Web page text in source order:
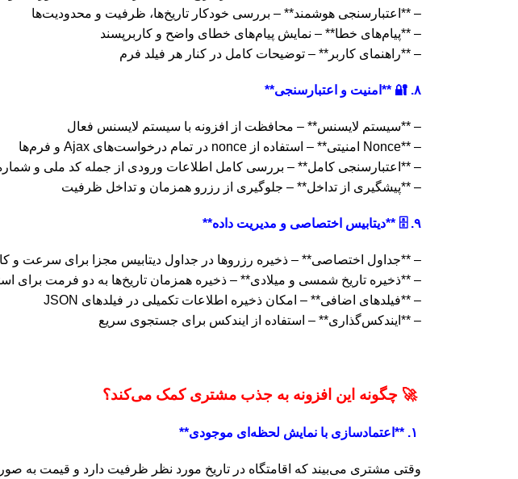
– **اعتبارسنجی هوشمند** – بررسی خودکار تاریخ‌ها، ظرفیت و محدودیت‌ها
– **پیام‌های خطا** – نمایش پیام‌های خطای واضح و کاربرپسند
– **راهنمای کاربر** – توضیحات کامل در کنار هر فیلد فرم
۸. 🔐 **امنیت و اعتبارسنجی**
– **سیستم لایسنس** – محافظت از افزونه با سیستم لایسنس فعال
– **Nonce امنیتی** – استفاده از nonce در تمام درخواست‌های Ajax و فرم‌ها
– **اعتبارسنجی کامل** – بررسی کامل اطلاعات ورودی از جمله کد ملی و
– **پیشگیری از تداخل** – جلوگیری از رزرو همزمان و تداخل ظرفیت
۹. 🗄️ **دیتابیس اختصاصی و مدیریت داده**
– **جداول اختصاصی** – ذخیره رزروها در جداول دیتابیس مجزا برای سرعت و
– **ذخیره تاریخ شمسی و میلادی** – ذخیره همزمان تاریخ‌ها به دو فرمت برای
– **فیلدهای اضافی** – امکان ذخیره اطلاعات تکمیلی در فیلدهای JSON
– **ایندکس‌گذاری** – استفاده از ایندکس برای جستجوی سریع
🚀 چگونه این افزونه به جذب مشتری کمک می‌کند؟
وقتی مشتری می‌بیند که اقامتگاه در تاریخ مورد نظر ظرفیت دارد و قیمت به